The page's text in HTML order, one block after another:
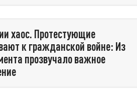
хаос. Протестующие
к гражданской войне: Из
прозвучало важное